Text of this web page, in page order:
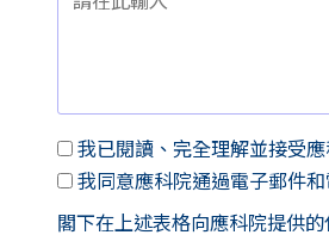
我已閱讀、完全理解並接受
我同意應科院通過電子郵件
閣下在上述表格向應科院提供